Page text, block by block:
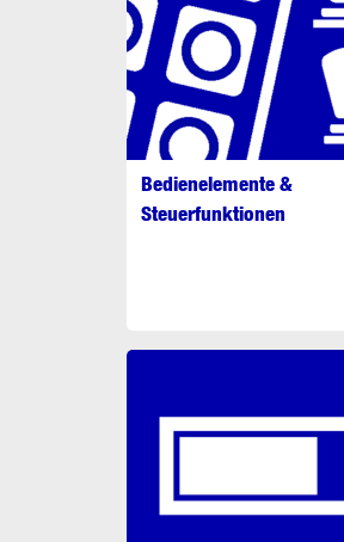
Bedienelemente &
Steuerfunktionen